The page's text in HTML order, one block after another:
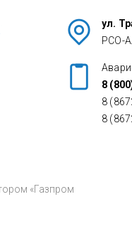
ул.
РСО-
8
8
8
«Газпром